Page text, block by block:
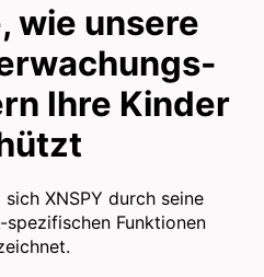
wie unsere
Ihre Kinder
XNSPY durch seine
Funktionen